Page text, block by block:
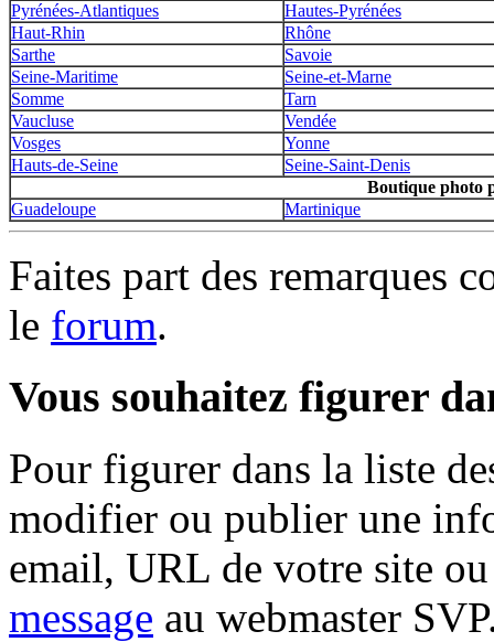
Pyrénées-Atlantiques
Hautes-Pyrénées
Haut-Rhin
Rhône
Sarthe
Savoie
Seine-Maritime
Seine-et-Marne
Somme
Tarn
Vaucluse
Vendée
Vosges
Yonne
Hauts-de-Seine
Seine-Saint-Denis
Boutique photo
Guadeloupe
Martinique
Faites part des remarques
le forum.
Vous souhaitez figurer
Pour figurer dans la liste
modifier ou publier une
email, URL de votre site
message au webmaster